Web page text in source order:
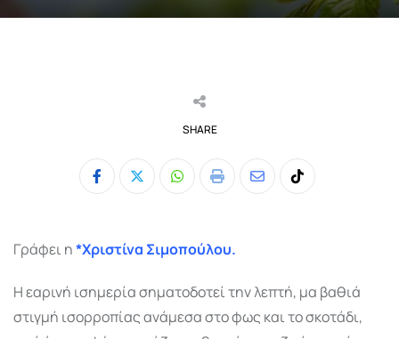
SHARE
Whatsapp
Print
ShareTiktok
Γράφει η*Χριστίνα Σιμοπούλου.
Η εαρινή ισημερία σηματοδοτεί την λεπτή, μα βαθιά
στιγμή ισορροπίας ανάμεσα στο φως και το σκοτάδι,